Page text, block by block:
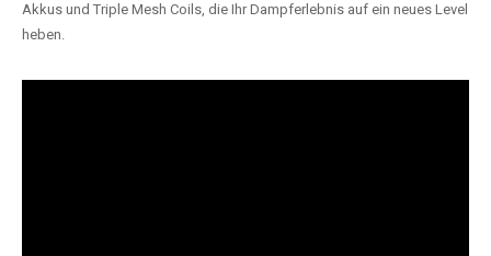
Akkus und Triple Mesh Coils, die Ihr Dampferlebnis auf ein neues Level
heben.